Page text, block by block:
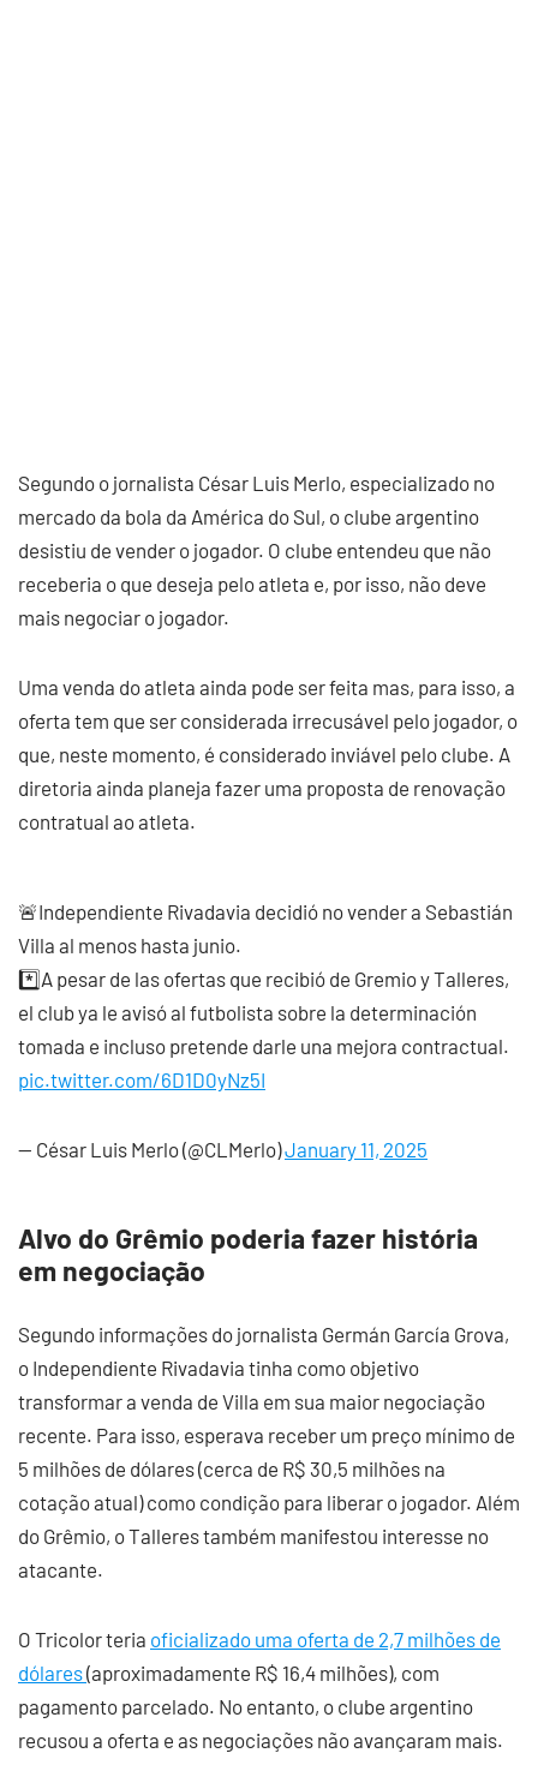
Segundo o jornalista César Luis Merlo, especializado no
mercado da bola da América do Sul, o clube argentino
desistiu de vender o jogador. O clube entendeu que não
receberia o que deseja pelo atleta e, por isso, não deve
mais negociar o jogador.
Uma venda do atleta ainda pode ser feita mas, para isso, a
oferta tem que ser considerada irrecusável pelo jogador, o
que, neste momento, é considerado inviável pelo clube. A
diretoria ainda planeja fazer uma proposta de renovação
contratual ao atleta.
🚨Independiente Rivadavia decidió no vender a Sebastián
Villa al menos hasta junio.
*️⃣A pesar de las ofertas que recibió de Gremio y Talleres,
el club ya le avisó al futbolista sobre la determinación
tomada e incluso pretende darle una mejora contractual.
pic.twitter.com/6D1D0yNz5I
— César Luis Merlo (@CLMerlo)January 11, 2025
Alvo do Grêmio poderia fazer história
em negociação
Segundo informações do jornalista Germán García Grova,
o Independiente Rivadavia tinha como objetivo
transformar a venda de Villa em sua maior negociação
recente. Para isso, esperava receber um preço mínimo de
5 milhões de dólares (cerca de R$ 30,5 milhões na
cotação atual) como condição para liberar o jogador. Além
do Grêmio, o Talleres também manifestou interesse no
atacante.
O Tricolor teria oficializado uma oferta de 2,7 milhões de
dólares(aproximadamente R$ 16,4 milhões), com
pagamento parcelado. No entanto, o clube argentino
recusou a oferta e as negociações não avançaram mais.